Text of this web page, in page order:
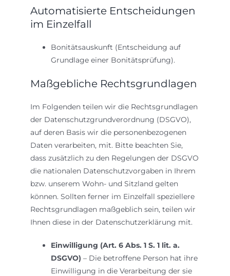
Automatisierte Entscheidungen
im Einzelfall
Bonitätsauskunft (Entscheidung auf
Grundlage einer Bonitätsprüfung).
Maßgebliche Rechtsgrundlagen
Im Folgenden teilen wir die Rechtsgrundlagen
der Datenschutzgrundverordnung (DSGVO),
auf deren Basis wir die personenbezogenen
Daten verarbeiten, mit. Bitte beachten Sie,
dass zusätzlich zu den Regelungen der DSGVO
die nationalen Datenschutzvorgaben in Ihrem
bzw. unserem Wohn- und Sitzland gelten
können. Sollten ferner im Einzelfall speziellere
Rechtsgrundlagen maßgeblich sein, teilen wir
Ihnen diese in der Datenschutzerklärung mit.
Einwilligung (Art. 6 Abs. 1 S. 1 lit. a.
DSGVO) – Die betroffene Person hat ihre
Einwilligung in die Verarbeitung der sie